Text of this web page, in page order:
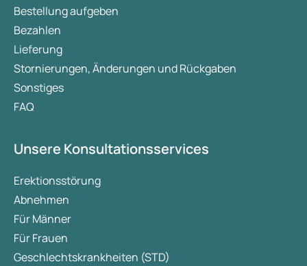
Bestellung aufgeben
Bezahlen
Lieferung
Stornierungen, Änderungen und Rückgaben
Sonstiges
FAQ
Unsere Konsultationsservices
Erektionsstörung
Abnehmen
Für Männer
Für Frauen
Geschlechtskrankheiten (STD)